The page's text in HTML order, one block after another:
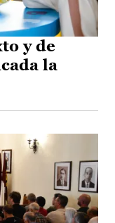
y de
la